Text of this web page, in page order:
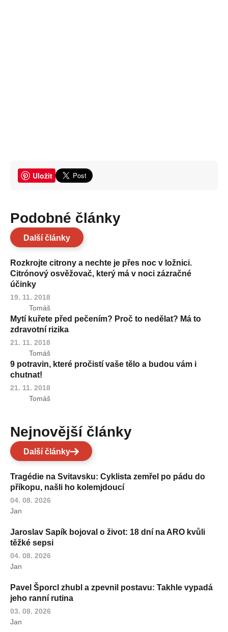
Uložit
Podobné články
Další články
Rozkrojte citrony a nechte je přes noc v ložnici.
Citrónový osvěžovač, který má v noci zázračné
účinky
19. 11. 2018
Tomáš
Mytí kuřete před pečením? Proč to nedělat? Má to
zdravotní rizika
21. 11. 2018
Tomáš
9 potravin, které pročistí vaše tělo a budou vám i
chutnat!
21. 11. 2018
Tomáš
Nejnovější články
Další články
Tragédie na Svitavsku: Cyklista zemřel po pádu do
příkopu, našli ho kolemjdoucí
04. 08. 2026
Jan
Jaroslav Sapík bojoval o život: 18 dní na ARO kvůli
těžké sepsi
04. 08. 2026
Jan
Pavel Šporcl zhubl a zpevnil postavu: Takhle vypadá
jeho ranní rutina
03. 08. 2026
Jan